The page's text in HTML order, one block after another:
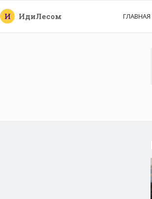
И ИдиЛесом ГЛАВНАЯ